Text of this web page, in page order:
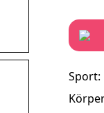
Sport: